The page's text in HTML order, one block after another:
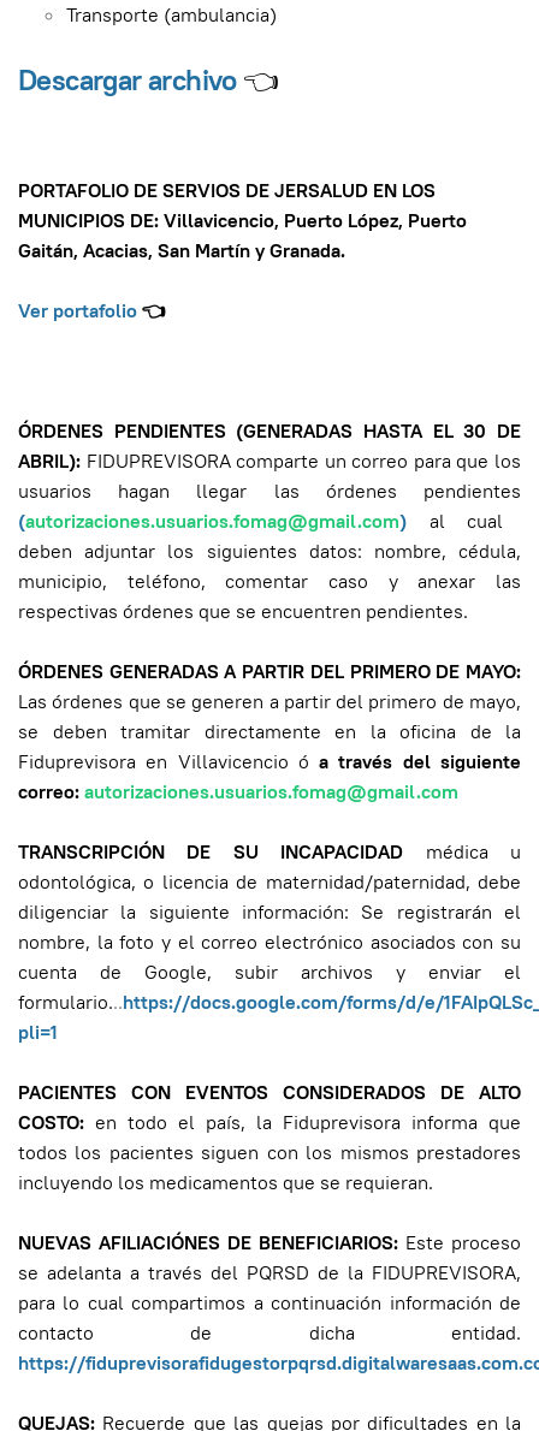
Transporte (ambulancia)
Descargar archivo👈
PORTAFOLIO DE SERVIOS DE JERSALUD EN LOS
MUNICIPIOS DE:Villavicencio, Puerto López, Puerto
Gaitán, Acacias, San Martín y Granada.
Ver portafolio👈
ÓRDENES PENDIENTES (GENERADAS HASTA EL 30 DE
ABRIL): FIDUPREVISORA comparte un correo para que los
usuarios hagan llegar las órdenes pendientes
(autorizaciones.usuarios.fomag@gmail.com)
al cual
deben adjuntar los siguientes datos: nombre, cédula,
municipio, teléfono, comentar caso y anexar las
respectivas órdenes que se encuentren pendientes.
ÓRDENES GENERADAS A PARTIR DEL PRIMERO DE MAYO:
Las órdenes que se generen a partir del primero de mayo,
se deben tramitar directamente en la oficina de la
Fiduprevisora en Villavicencio ó a través del siguiente
correo:autorizaciones.usuarios.fomag@gmail.com
TRANSCRIPCIÓN DE SU INCAPACIDAD médica u
odontológica, o licencia de maternidad/paternidad, debe
diligenciar la siguiente información: Se registrarán el
nombre, la foto y el correo electrónico asociados con su
cuenta de Google, subir archivos y enviar el
formulario...https://docs.google.com/forms/d/e/
pli=1
PACIENTES CON EVENTOS CONSIDERADOS DE ALTO
COSTO: en todo el país, la Fiduprevisora informa que
todos los pacientes siguen con los mismos prestadores
incluyendo los medicamentos que se requieran.
NUEVAS AFILIACIÓNES DE BENEFICIARIOS: Este proceso
se adelanta a través del PQRSD de la FIDUPREVISORA,
para lo cual compartimos a continuación información de
contacto de dicha entidad.
https://
QUEJAS: Recuerde que las quejas por dificultades en la